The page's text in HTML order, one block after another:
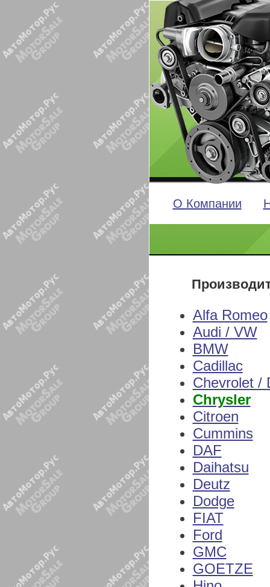
О Компании
Alfa Romeo
Audi / VW
BMW
Cadillac
Chevrolet /
Chrysler
Citroen
Cummins
DAF
Daihatsu
Deutz
Dodge
FIAT
Ford
GMC
GOETZE